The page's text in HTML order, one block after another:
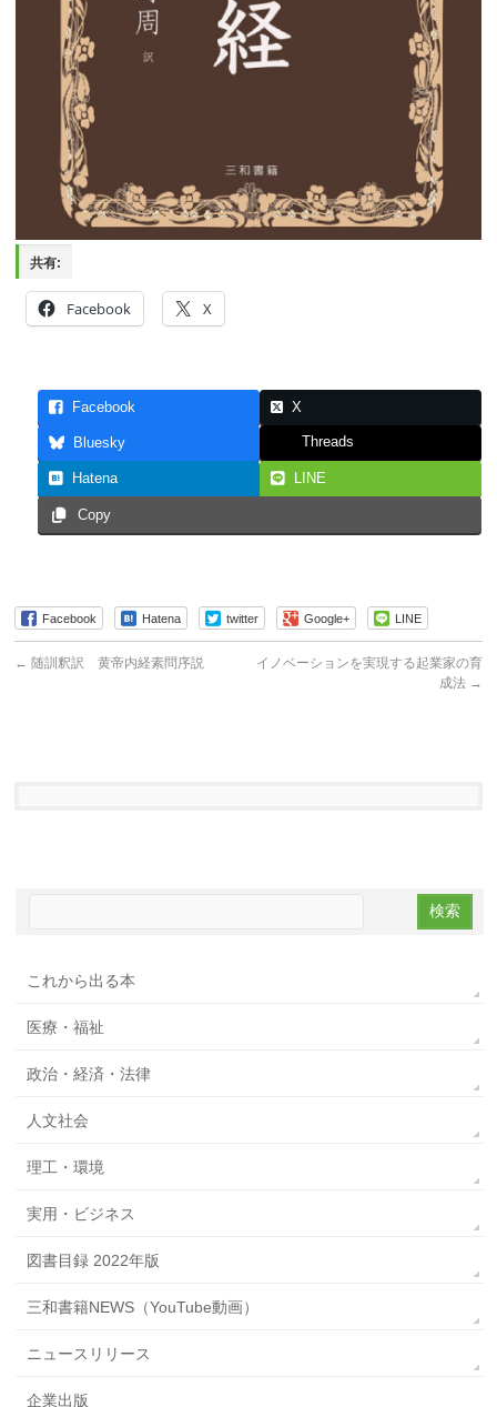
共有:
Facebook X
Facebook X
Bluesky Threads
Hatena LINE
Copy
Facebook Hatena twitter Google+ LINE
← 随訓釈訳 黄帝内経素問序説
イノベーションを実現する起業家の育
成法 →
これから出る本
医療・福祉
政治・経済・法律
人文社会
理工・環境
実用・ビジネス
図書目録 2022年版
三和書籍NEWS（YouTube動画）
ニュースリリース
企業出版